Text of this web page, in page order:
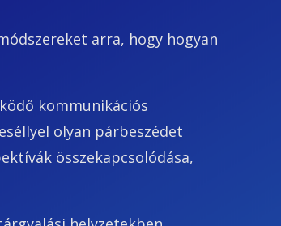
arra, hogy hogyan
kommunikációs
olyan párbeszédet
összekapcsolódása,